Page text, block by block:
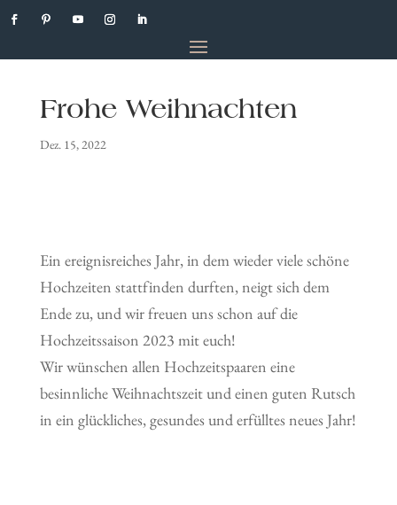
Frohe Weihnachten
Dez. 15, 2022
Ein ereignisreiches Jahr, in dem wieder viele schöne
Hochzeiten stattfinden durften, neigt sich dem
Ende zu, und wir freuen uns schon auf die
Hochzeitssaison 2023 mit euch!
Wir wünschen allen Hochzeitspaaren eine
besinnliche Weihnachtszeit und einen guten Rutsch
in ein glückliches, gesundes und erfülltes neues Jahr!